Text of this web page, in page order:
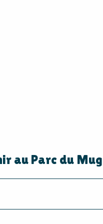
au Parc du